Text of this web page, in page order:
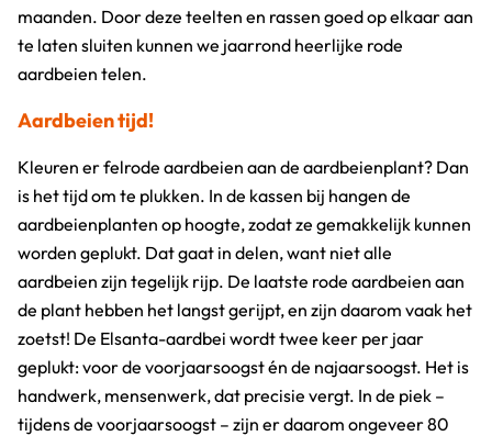
maanden. Door deze teelten en rassen goed op elkaar aan
te laten sluiten kunnen we jaarrond heerlijke rode
aardbeien telen.
Aardbeien tijd!
Kleuren er felrode aardbeien aan de aardbeienplant? Dan
is het tijd om te plukken. In de kassen bij hangen de
aardbeienplanten op hoogte, zodat ze gemakkelijk kunnen
worden geplukt. Dat gaat in delen, want niet alle
aardbeien zijn tegelijk rijp. De laatste rode aardbeien aan
de plant hebben het langst gerijpt, en zijn daarom vaak het
zoetst! De Elsanta-aardbei wordt twee keer per jaar
geplukt: voor de voorjaarsoogst én de najaarsoogst. Het is
handwerk, mensenwerk, dat precisie vergt. In de piek –
tijdens de voorjaarsoogst – zijn er daarom ongeveer 80